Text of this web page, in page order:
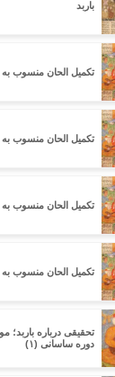
باربد
تکمیل الحان منسوب به
تکمیل الحان منسوب به
تکمیل الحان منسوب به
تکمیل الحان منسوب به
تحقیقی درباره باربد؛
دوره ساسانی (۱)